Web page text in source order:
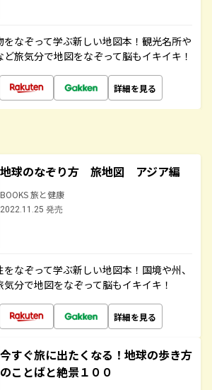
をなぞって学ぶ新しい地図本！観光名所や
旅気分で地図をなぞって脳もイキイキ！
詳細を見る
地球のなぞり方 旅地図 アジア編
BOOKS 旅と健康
2022.11.25 発売
なぞって学ぶ新しい地図本！国境や州、
分で地図をなぞって脳もイキイキ！
詳細を見る
今すぐ旅に出たくなる！地球の歩き方
のことばと絶景１００